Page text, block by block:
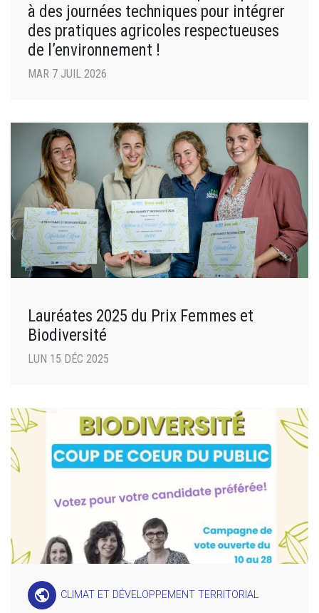
à des journées techniques pour intégrer
des pratiques agricoles respectueuses
de l’environnement !
MAR 7 JUIL 2026
Lauréates 2025 du Prix Femmes et
Biodiversité
LUN 15 DÉC 2025
public CLIMAT ET DÉVELOPPEMENT TERRITORIAL